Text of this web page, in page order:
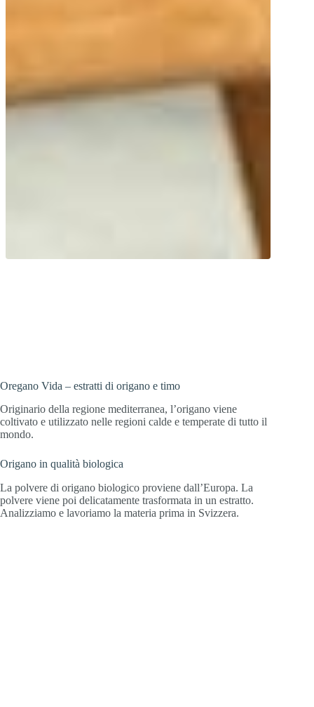
Oregano Vida – estratti di origano e timo
Originario della regione mediterranea, l’origano viene
coltivato e utilizzato nelle regioni calde e temperate di tutto il
mondo.
Origano in qualità biologica
La polvere di origano biologico proviene dall’Europa. La
polvere viene poi delicatamente trasformata in un estratto.
Analizziamo e lavoriamo la materia prima in Svizzera.